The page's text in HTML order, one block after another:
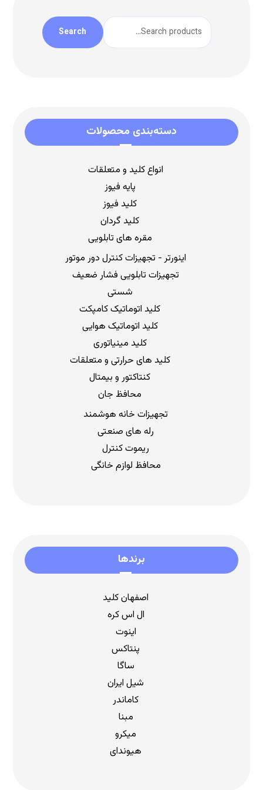
Search
دسته‌بندی محصولات
انواع کلید و متعلقات
پایه فیوز
کلید فیوز
کلید گردان
مقره های تابلویی
اینورتر - تجهیزات کنترل دور موتور
تجهیزات تابلویی فشار ضعیف
شستی
کلید اتوماتیک کامپکت
کلید اتوماتیک هوایی
کلید مینیاتوری
کلید های حرارتی و متعلقات
کنتاکتور و بیمتال
محافظ جان
تجهیزات خانه هوشمند
رله های صنعتی
ریموت کنترل
محافظ لوازم خانگی
برندها
اصفهان کلید
ال اس کره
اینوت
پنتاکس
ساگا
شیل ایران
کاماندر
مبنا
میکرو
هیوندای